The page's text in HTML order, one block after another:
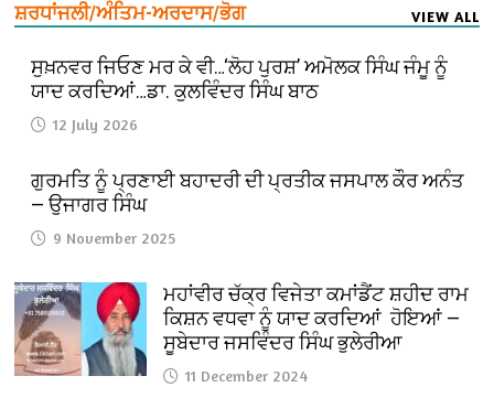
ਸ਼ਰਧਾਂਜਲੀ/ਅੰਤਿਮ-ਅਰਦਾਸ/ਭੋਗ VIEW ALL
ਸੁਖ਼ਨਵਰ ਜਿਓਣ ਮਰ ਕੇ ਵੀ…‘ਲੋਹ ਪੁਰਸ਼’ ਅਮੋਲਕ ਸਿੰਘ ਜੰਮੂ ਨੂੰ
ਯਾਦ ਕਰਦਿਆਂ…ਡਾ. ਕੁਲਵਿੰਦਰ ਸਿੰਘ ਬਾਠ
12 July 2026
ਗੁਰਮਤਿ ਨੂੰ ਪ੍ਰਣਾਈ ਬਹਾਦਰੀ ਦੀ ਪ੍ਰਤੀਕ ਜਸਪਾਲ ਕੌਰ ਅਨੰਤ
— ਉਜਾਗਰ ਸਿੰਘ
9 November 2025
ਮਹਾਂਵੀਰ ਚੱਕ੍ਰ ਵਿਜੇਤਾ ਕਮਾਂਡੈਂਟ ਸ਼ਹੀਦ ਰਾਮ
ਕਿਸ਼ਨ ਵਧਵਾ ਨੂੰ ਯਾਦ ਕਰਦਿਆਂ ਹੋਇਆਂ —
ਸੂਬੇਦਾਰ ਜਸਵਿੰਦਰ ਸਿੰਘ ਭੁਲੇਰੀਆ
11 December 2024